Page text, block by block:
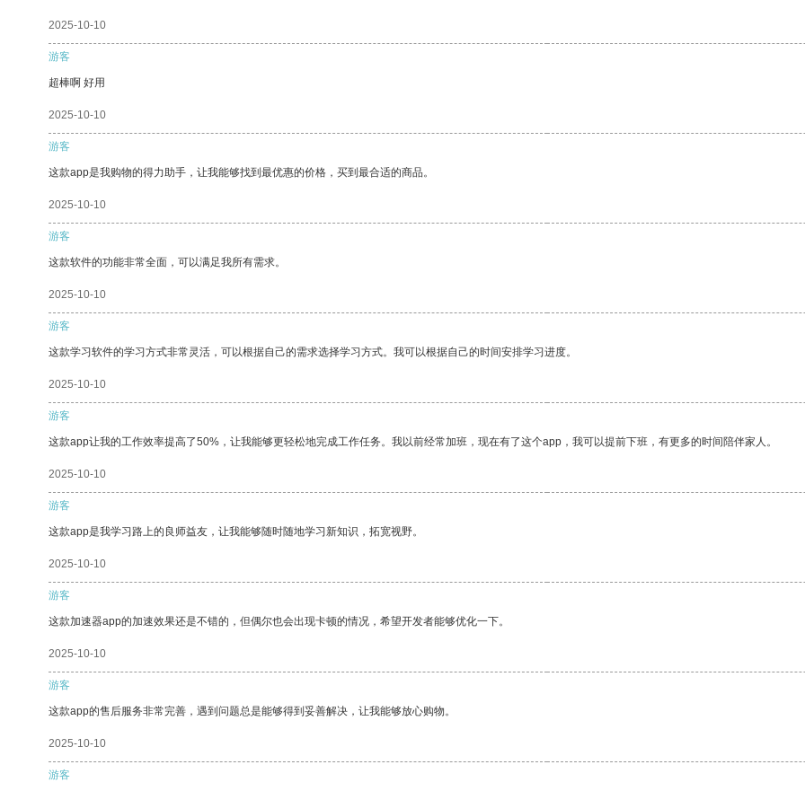
2025-10-10
游客
超棒啊 好用
2025-10-10
游客
这款app是我购物的得力助手，让我能够找到最优惠的价格，买到最合适的商品。
2025-10-10
游客
这款软件的功能非常全面，可以满足我所有需求。
2025-10-10
游客
这款学习软件的学习方式非常灵活，可以根据自己的需求选择学习方式。我可以根据自己的时间安排学习进度。
2025-10-10
游客
这款app让我的工作效率提高了50%，让我能够更轻松地完成工作任务。我以前经常加班，现在有了这个app，我可以提前下班，有更多的时间陪伴家人。
2025-10-10
游客
这款app是我学习路上的良师益友，让我能够随时随地学习新知识，拓宽视野。
2025-10-10
游客
这款加速器app的加速效果还是不错的，但偶尔也会出现卡顿的情况，希望开发者能够优化一下。
2025-10-10
游客
这款app的售后服务非常完善，遇到问题总是能够得到妥善解决，让我能够放心购物。
2025-10-10
游客